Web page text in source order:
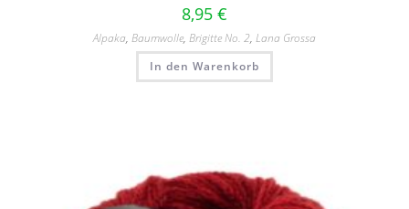
8,95 €
Alpaka, Baumwolle, Brigitte No. 2, Lana Grossa
In den Warenkorb